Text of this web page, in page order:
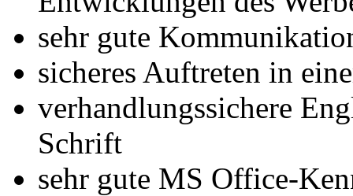
sehr gute
sicheres Auftreten in
verhandlungssichere
Schrift
sehr gute MS Office-